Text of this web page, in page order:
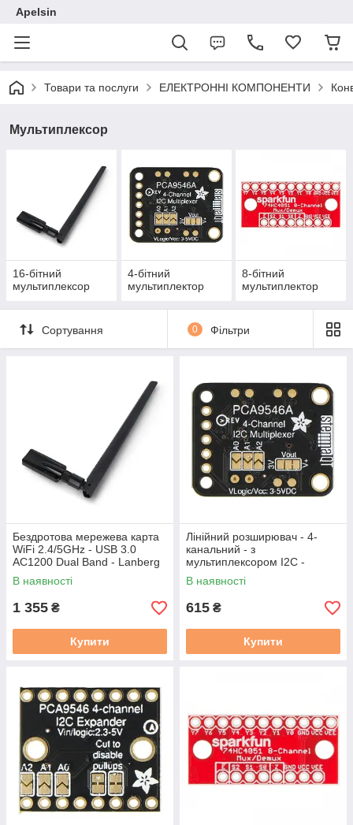
Apelsin
Товари та послуги ЕЛЕКТРОННІ КОМПОНЕНТИ
Мультиплексор
16-бітний
мультиплексор
4-бітний
мультиплектор
8-бітний
мультиплектор
Сортування 0 Фільтри
Бездротова мережева карта
WiFi 2.4/5GHz - USB 3.0
AC1200 Dual Band - Lanberg
NC-1200-WIE
В наявності
1 355 ₴
Купити
Лінійний розширювач - 4-
канальний - з
мультиплексором I2C -
PCA9546 - STEMMA QT /
Qwiic - Adafruit 5664
В наявності
615 ₴
Купити